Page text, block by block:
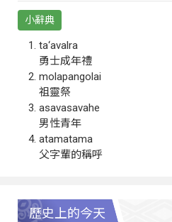
小辭典
ta‘avalra
勇士成年禮
molapangolai
祖靈祭
asavasavahe
男性青年
atamatama
父字輩的稱呼
歷史上的今天